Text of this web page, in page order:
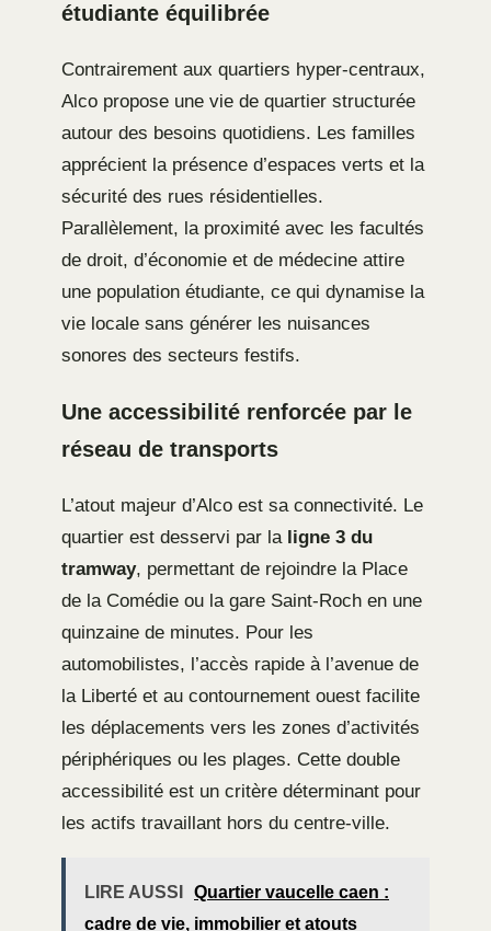
étudiante équilibrée
Contrairement aux quartiers hyper-centraux,
Alco propose une vie de quartier structurée
autour des besoins quotidiens. Les familles
apprécient la présence d’espaces verts et la
sécurité des rues résidentielles.
Parallèlement, la proximité avec les facultés
de droit, d’économie et de médecine attire
une population étudiante, ce qui dynamise la
vie locale sans générer les nuisances
sonores des secteurs festifs.
Une accessibilité renforcée par le
réseau de transports
L’atout majeur d’Alco est sa connectivité. Le
quartier est desservi par la ligne 3 du
tramway, permettant de rejoindre la Place
de la Comédie ou la gare Saint-Roch en une
quinzaine de minutes. Pour les
automobilistes, l’accès rapide à l’avenue de
la Liberté et au contournement ouest facilite
les déplacements vers les zones d’activités
périphériques ou les plages. Cette double
accessibilité est un critère déterminant pour
les actifs travaillant hors du centre-ville.
LIRE AUSSI
Quartier vaucelle caen :
cadre de vie, immobilier et atouts